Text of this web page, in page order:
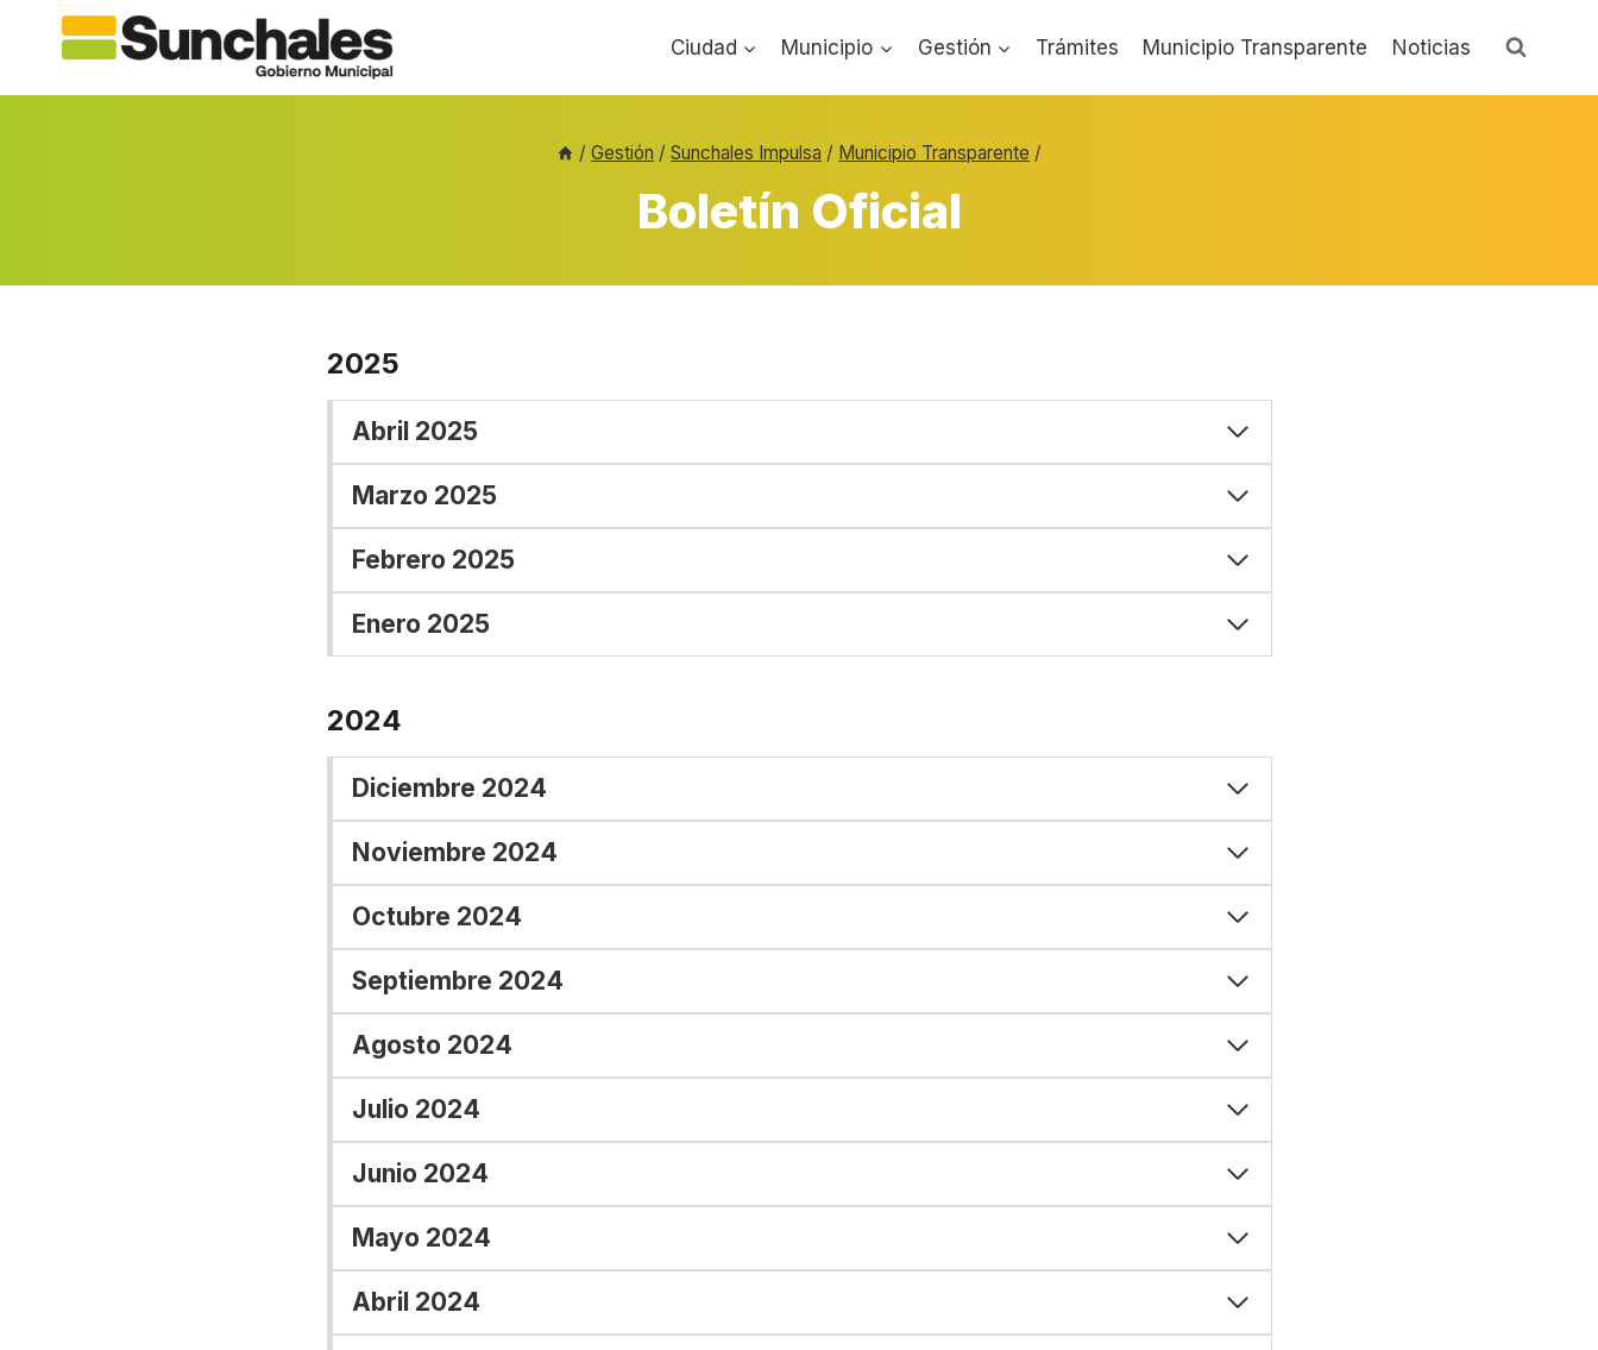
Ciudad Municipio Gestión Trámites Municipio Transparente Noticias
/ Gestión / Sunchales Impulsa / Municipio Transparente /
Boletín Oficial
2025
Abril 2025
Marzo 2025
Febrero 2025
Enero 2025
2024
Diciembre 2024
Noviembre 2024
Octubre 2024
Septiembre 2024
Agosto 2024
Julio 2024
Junio 2024
Mayo 2024
Abril 2024